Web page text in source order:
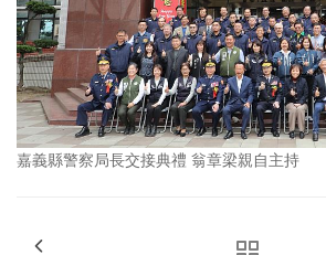
嘉義縣警察局長交接典禮 翁章梁親自主持